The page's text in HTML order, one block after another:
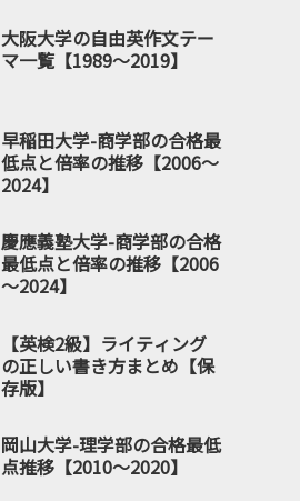
大阪大学の自由英作文テー
マ一覧【1989～2019】
早稲田大学-商学部の合格最
低点と倍率の推移【2006～
2024】
慶應義塾大学-商学部の合格
最低点と倍率の推移【2006
～2024】
【英検2級】ライティング
の正しい書き方まとめ【保
存版】
岡山大学-理学部の合格最低
点推移【2010～2020】